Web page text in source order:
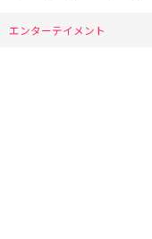
エンターテイメント